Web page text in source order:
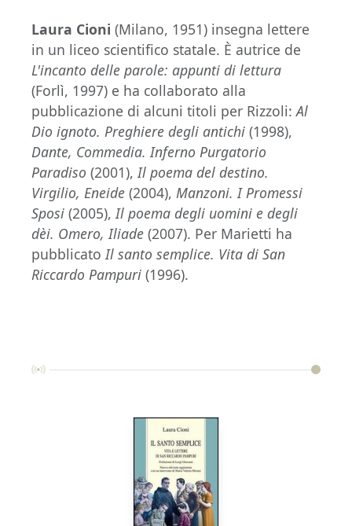
Laura Cioni (Milano, 1951) insegna lettere
in un liceo scientifico statale. È autrice de
L'incanto delle parole: appunti di lettura
(Forlì, 1997) e ha collaborato alla
pubblicazione di alcuni titoli per Rizzoli:Al
Dio ignoto. Preghiere degli antichi (1998),
Dante, Commedia. Inferno Purgatorio
Paradiso (2001), Il poema del destino.
Virgilio, Eneide (2004), Manzoni. I Promessi
Sposi (2005), Il poema degli uomini e degli
dèi. Omero, Iliade (2007). Per Marietti ha
pubblicato Il santo semplice. Vita di San
Riccardo Pampuri (1996).